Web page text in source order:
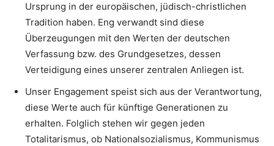
Ursprung in der europäischen, jüdisch-christlichen
Tradition haben. Eng verwandt sind diese
Überzeugungen mit den Werten der deutschen
Verfassung bzw. des Grundgesetzes, dessen
Verteidigung eines unserer zentralen Anliegen ist.
Unser Engagement speist sich aus der Verantwortung,
diese Werte auch für künftige Generationen zu
erhalten. Folglich stehen wir gegen jeden
Totalitarismus, ob Nationalsozialismus, Kommunismus